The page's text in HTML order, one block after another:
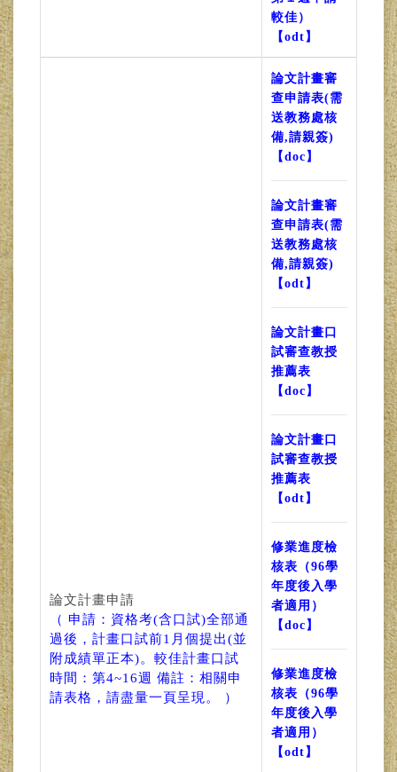
較佳）
【odt】
論文計畫申請
（ 申請：資格考(含口試)全部通
過後，計畫口試前1月個提出(並
附成績單正本)。較佳計畫口試
時間：第4~16週 備註：相關申
請表格，請盡量一頁呈現。 ）
論文計畫審
查申請表(需
送教務處核
備,請親簽)
【doc】
論文計畫審
查申請表(需
送教務處核
備,請親簽)
【odt】
論文計畫口
試審查教授
推薦表
【doc】
論文計畫口
試審查教授
推薦表
【odt】
修業進度檢
核表（96學
年度後入學
者適用）
【doc】
修業進度檢
核表（96學
年度後入學
者適用）
【odt】